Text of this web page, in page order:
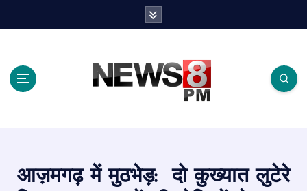
आज़मगढ़ में मुठभेड़: दो कुख्यात लुटेरे